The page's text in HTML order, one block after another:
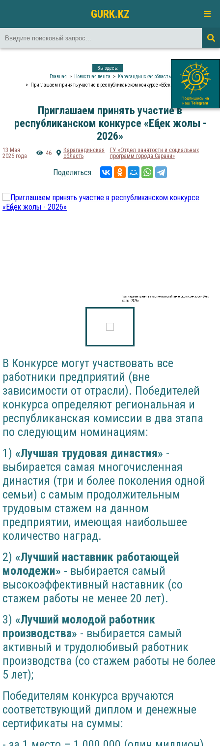
GURK.KZ
Вы здесь:
Главная
Новостная лента
Карагандинская область
Приглашаем принять участие в республиканском конкурсе «Еңбек жолы - 2026»
Приглашаем принять участие в
республиканском конкурсе «Еңбек жолы -
2026»
13 Мая
2026 года
46
Карагандинская
область
ГУ «Отдел занятости и социальных
программ города Сарани»
Поделиться:
Приглашаем принять участие в республиканском конкурсе «Еңбек
жолы - 2026»
В Конкурсе могут участвовать все
работники предприятий (вне
зависимости от отрасли). Победителей
конкурса определяют региональная и
республиканская комиссии в два этапа
по следующим номинациям:
1) «Лучшая трудовая династия» -
выбирается самая многочисленная
династия (три и более поколения одной
семьи) с самым продолжительным
трудовым стажем на данном
предприятии, имеющая наибольшее
количество наград.
2) «Лучший наставник работающей
молодежи» - выбирается самый
высокоэффективный наставник (со
стажем работы не менее 20 лет).
3) «Лучший молодой работник
производства» - выбирается самый
активный и трудолюбивый работник
производства (со стажем работы не более
5 лет);
Победителям конкурса вручаются
соответствующий диплом и денежные
сертификаты на суммы: